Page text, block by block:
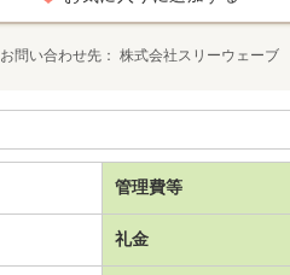
お問い合わせ先 株式会社スリーウェーブ
管理費等
礼金